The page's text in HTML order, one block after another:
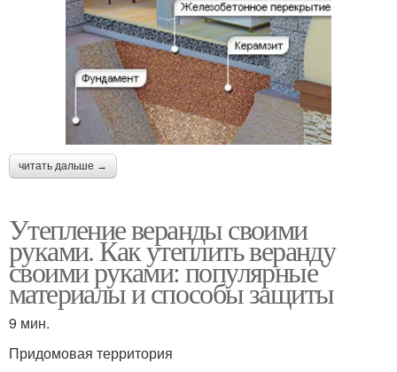
читать дальше →
Утепление веранды своими
руками. Как утеплить веранду
своими руками: популярные
материалы и способы защиты
9 мин.
Придомовая территория